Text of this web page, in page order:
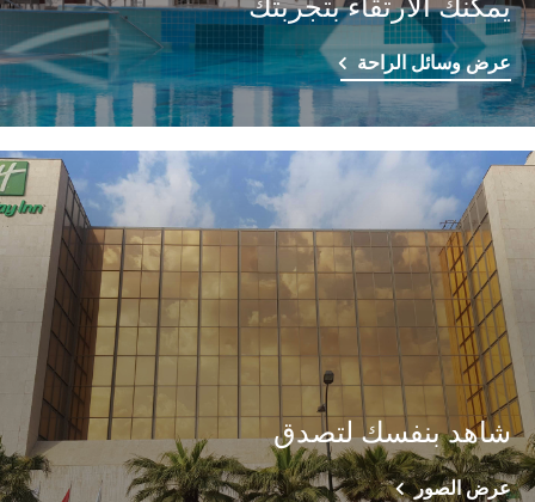
يمكنك الارتقاء بتجربتك
عرض وسائل الراحة
شاهد بنفسك لتصدق
عرض الصور